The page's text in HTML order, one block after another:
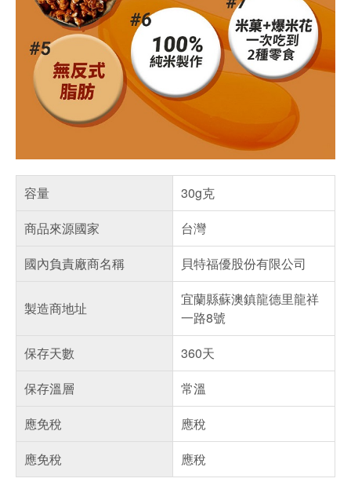
容量
30g克
商品來源國家
台灣
國內負責廠商名稱
貝特福優股份有限公司
製造商地址
宜蘭縣蘇澳鎮龍德里龍祥
一路8號
保存天數
360天
保存溫層
常溫
應免稅
應稅
應免稅
應稅